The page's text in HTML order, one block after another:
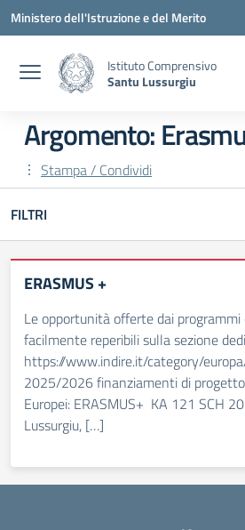
Vai ai contenuti
Vai al menu di navigazione
Vai al footer
Ministero dell'Istruzione e del Merito
Istituto Comprensivo
Santu Lussurgiu
Argomento:
Stampa / Condividi
FILTRI
ERASMUS +
Le opportunità offerte dai programmi
facilmente reperibili sulla sezione
https://www.indire.it/category/
2025/2026 finanziamenti di
Europei: ERASMUS+ KA 121 SCH
Lussurgiu, […]